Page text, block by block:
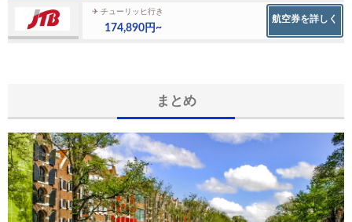
✈ チューリッヒ行き
174,890円~
航空券を詳しく
まとめ